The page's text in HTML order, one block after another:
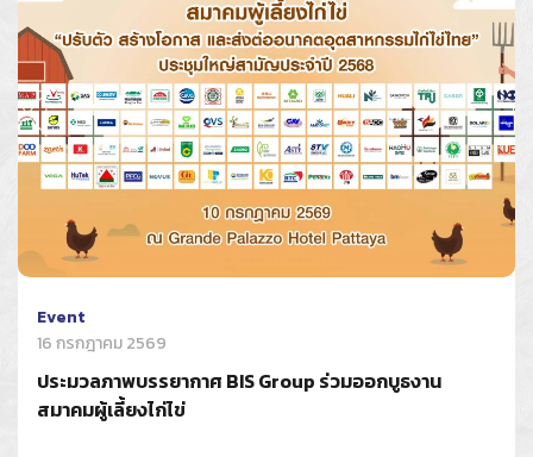
Event
16 กรกฎาคม 2569
ประมวลภาพบรรยากาศ BIS Group ร่วมออกบูธงาน
สมาคมผู้เลี้ยงไก่ไข่